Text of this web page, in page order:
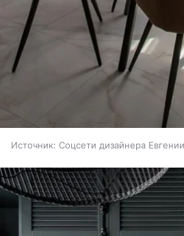
Источник: Соцсети дизайнера